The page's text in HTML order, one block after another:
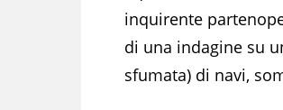
inquirente
di una indagine su
sfumata) di navi,